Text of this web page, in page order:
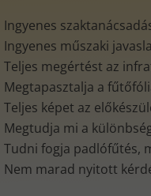
Ingyenes
Ingyenes műszaki
Teljes megértést az
Megtapasztalja a
Teljes képet az
Megtudja mi a
Tudni fogja padlófűtés,
Nem marad nyitott